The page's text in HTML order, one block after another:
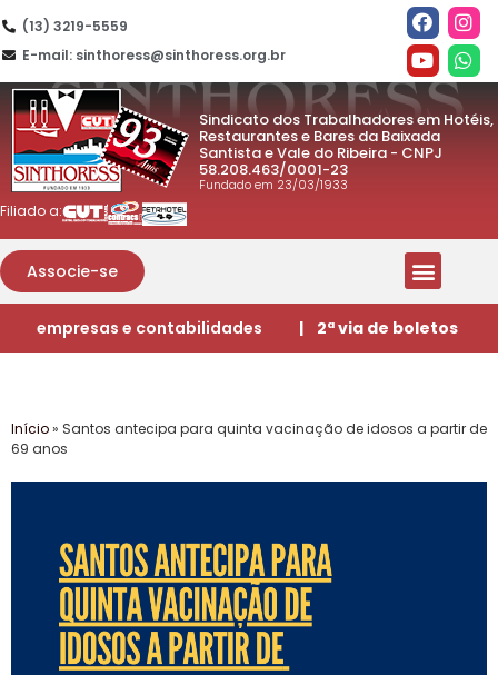
(13) 3219-5559
E-mail: sinthoress@sinthoress.org.br
Sindicato dos Trabalhadores em Hotéis,
Restaurantes e Bares da Baixada
Santista e Vale do Ribeira - CNPJ
58.208.463/0001-23
Fundado em 23/03/1933
Filiado a:
Associe-se
empresas e contabilidades | 2ª via de boletos
Início» Santos antecipa para quinta vacinação de idosos a partir de
69 anos